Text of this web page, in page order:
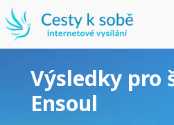
Výsledky pro
Ensoul